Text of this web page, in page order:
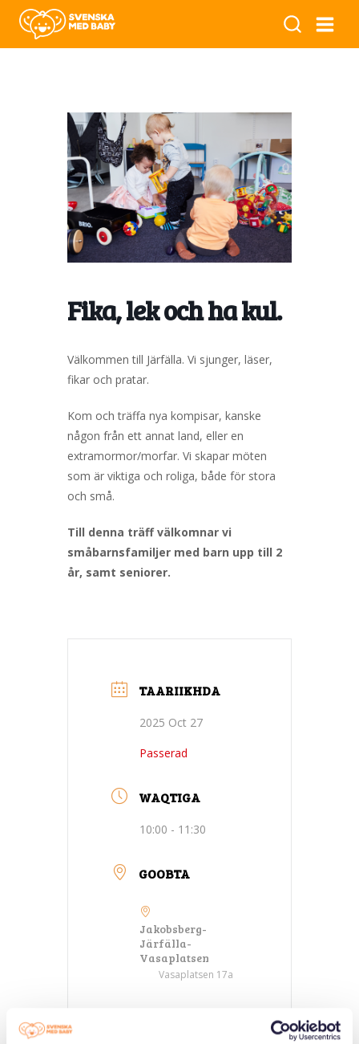
Fika, lek och ha kul.
Välkommen till Järfälla. Vi sjunger, läser,
fikar och pratar.
Kom och träffa nya kompisar, kanske
någon från ett annat land, eller en
extramormor/morfar. Vi skapar möten
som är viktiga och roliga, både för stora
och små.
Till denna träff välkomnar vi
småbarnsfamiljer med barn upp till 2
år, samt seniorer.
TAARIIKHDA
2025 Oct 27
Passerad
WAQTIGA
10:00 - 11:30
GOOBTA
Jakobsberg-
Järfälla-
Vasaplatsen
Vasaplatsen 17a